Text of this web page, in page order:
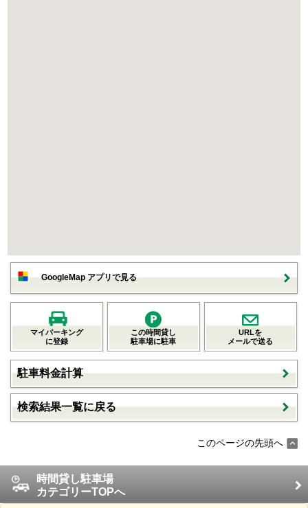
GoogleMap アプリで見る
マイパーキング
に登録
この時間貸し
駐車場に駐車
URLを
メールで送る
駐車料金計算
検索結果一覧に戻る
このページの先頭へ
時間貸し駐車場
カテゴリーTOPへ